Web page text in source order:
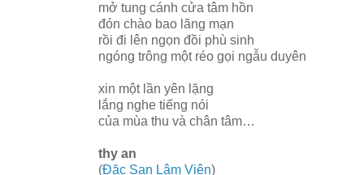
mở tung cánh cửa tâm hồn
đón chào bao lãng mạn
rồi đi lên ngọn đồi phù sinh
ngóng trông một réo gọi ngẫu duyên
xin một lần yên lặng
lắng nghe tiếng nói
của mùa thu và chân tâm…
thy an
(Đặc San Lâm Viên)